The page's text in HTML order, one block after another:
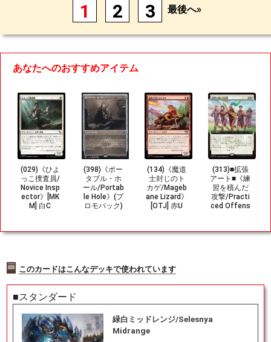
1 2 3 最後へ»
あなたへのおすすめアイテム
(029)《ひよ
っこ捜査員/
Novice Insp
ector》[MK
M] 白C
(398)《ポー
タブル・ホ
ール/Portab
le Hole》(プ
ロモパック)
(134)《魔道
士封じのト
カゲ/Mageb
ane Lizard》
[OTJ] 赤U
(313)■拡張
アート■《練
習を積んだ
攻撃/Practi
ced Offens
このカードはこんなデッキで使われています
■スタンダード
緑白ミッドレンジ/Selesnya
Midrange